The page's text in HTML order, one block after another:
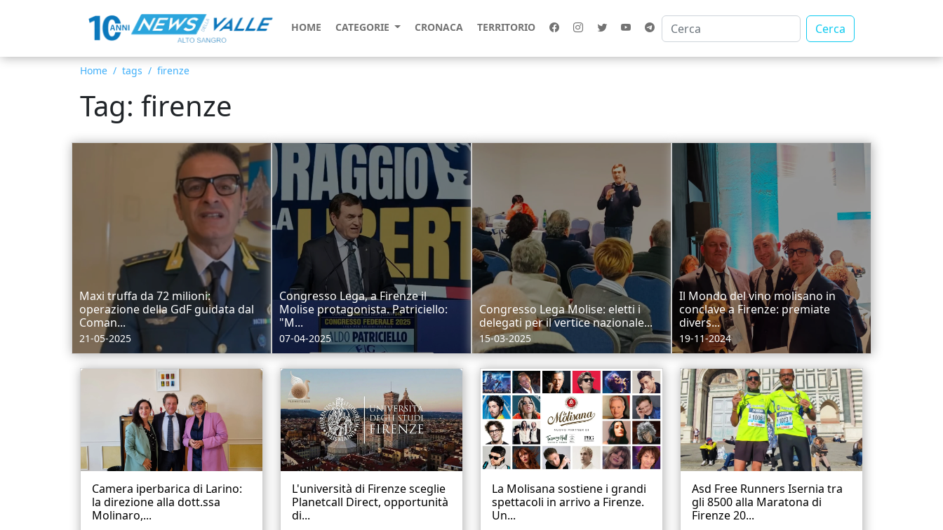
HOME CATEGORIE CRONACA TERRITORIO Cerca
Home tags firenze
Tag: firenze
Maxi truffa da 72 milioni:
operazione della GdF guidata dal
Coman...
21-05-2025
Congresso Lega, a Firenze il
Molise protagonista. Patriciello:
"M...
07-04-2025
Congresso Lega Molise: eletti i
delegati per il vertice nazionale...
15-03-2025
Il Mondo del vino molisano in
conclave a Firenze: premiate
divers...
19-11-2024
Camera iperbarica di Larino:
la direzione alla dott.ssa
Molinaro,...
L'università di Firenze sceglie
Planetcall Direct, opportunità
di...
La Molisana sostiene i grandi
spettacoli in arrivo a Firenze.
Un...
Asd Free Runners Isernia tra
gli 8500 alla Maratona di
Firenze 20...